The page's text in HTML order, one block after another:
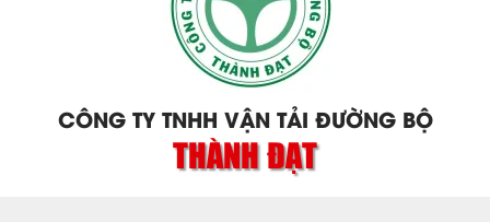
CÔNG TY TNHH VẬN TẢI ĐƯỜNG BỘ
THÀNH ĐẠT